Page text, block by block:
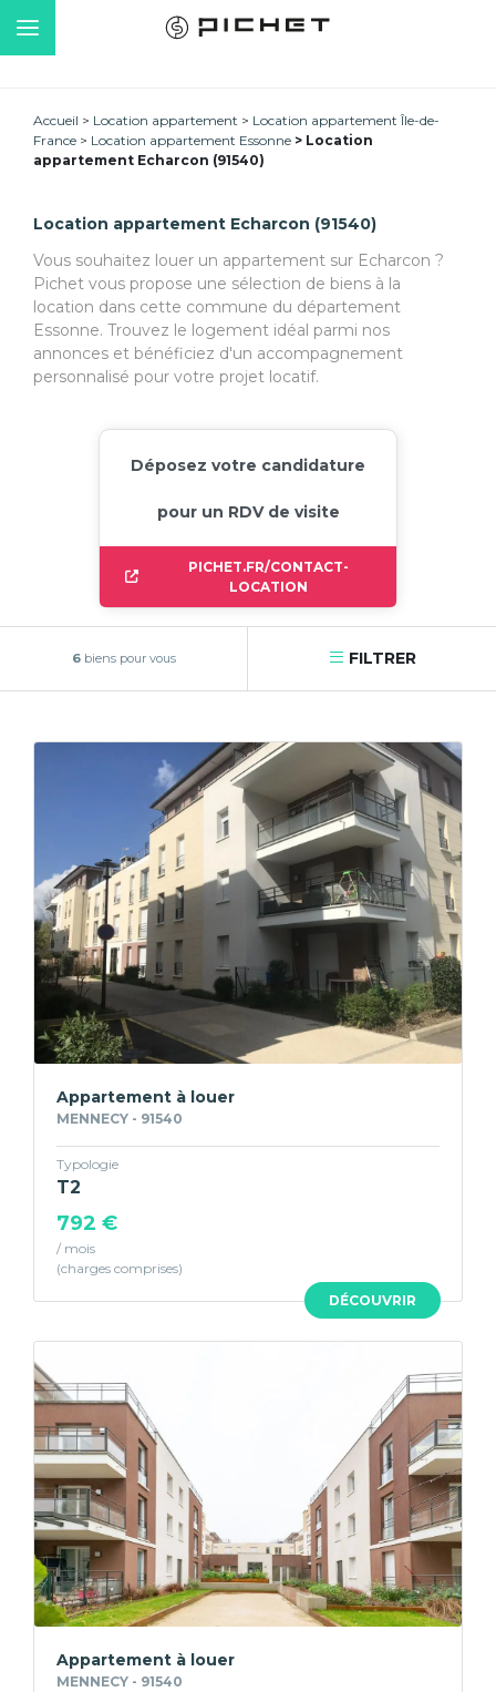
Accueil Location appartement
Location appartement Île-de-
France
Location appartement Essonne
Location
appartement Echarcon (91540)
Location appartement Echarcon (91540)
Vous souhaitez louer un appartement sur Echarcon ?
Pichet vous propose une sélection de biens à la
location dans cette commune du département
Essonne. Trouvez le logement idéal parmi nos
annonces et bénéficiez d'un accompagnement
personnalisé pour votre projet locatif.
Déposez votre candidature
pour un RDV de visite
PICHET.FR/CONTACT-
LOCATION
6biens pour vous FILTRER
DÉCOUVRIR
Appartement à louer
MENNECY - 91540
Typologie
T2
792 €
/ mois
Appartement à louer
MENNECY - 91540